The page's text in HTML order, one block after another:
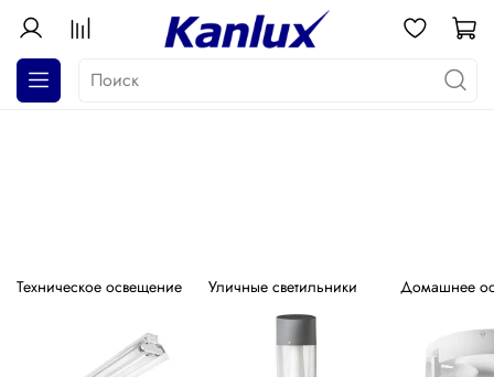
АКЦИЯ! Почти даром!
Распродажа серия GALOBA !
Техническое освещение Уличные светильники Домашнее